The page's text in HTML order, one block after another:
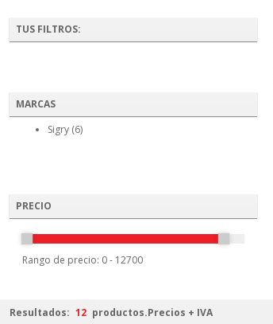
TUS FILTROS:
MARCAS
Sigry (6)
PRECIO
Rango de precio: 0- 12700
Resultados: 12 productos.Precios + IVA